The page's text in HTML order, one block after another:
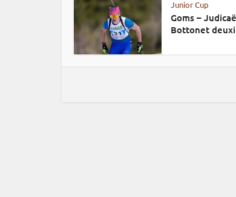
Junior Cup
Goms –
Bottonet